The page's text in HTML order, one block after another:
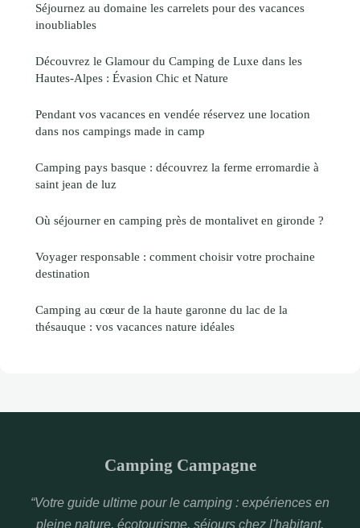
Séjournez au domaine les carrelets pour des vacances
inoubliables
Découvrez le Glamour du Camping de Luxe dans les
Hautes-Alpes : Évasion Chic et Nature
Pendant vos vacances en vendée réservez une location
dans nos campings made in camp
Camping pays basque : découvrez la ferme erromardie à
saint jean de luz
Où séjourner en camping près de montalivet en gironde ?
Voyager responsable : comment choisir votre prochaine
destination
Camping au cœur de la haute garonne du lac de la
thésauque : vos vacances nature idéales
Camping Campagne
“Votre guide ultime pour le camping : expériences en
pleine nature, écotourisme, séjours chez l'habitant,